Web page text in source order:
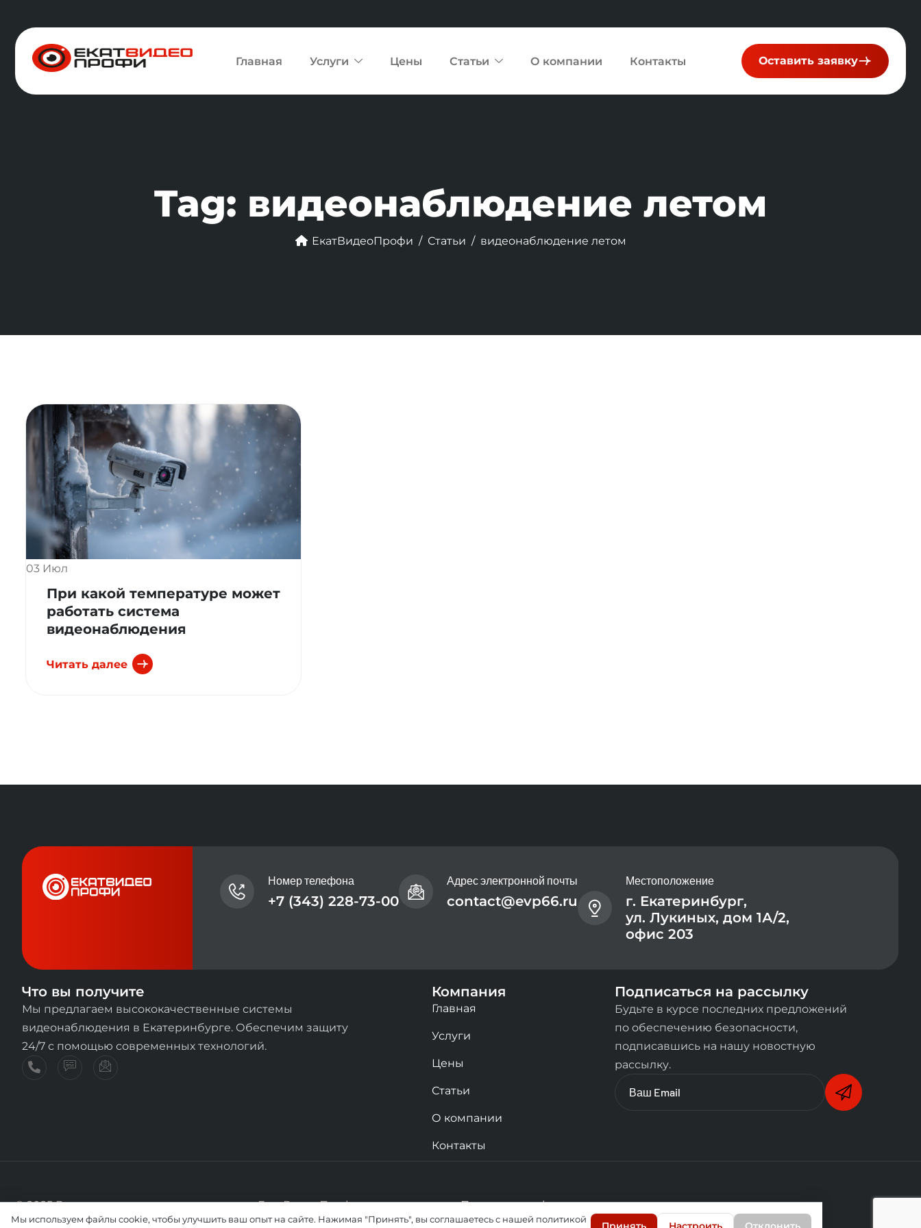
Главная Услуги Цены Статьи О компании Контакты Оставить заявку
Tag: видеонаблюдение летом
ЕкатВидеоПрофи Статьи видеонаблюдение летом
03 Июл
При какой температуре может
работать система
видеонаблюдения
Читать далее
Номер телефона
+7 (343) 228-73-00
Адрес электронной почты
contact@evp66.ru
Местоположение
г. Екатеринбург,
ул. Лукиных, дом 1А/2,
офис 203
Что вы получите
Мы предлагаем высококачественные системы
видеонаблюдения в Екатеринбурге. Обеспечим защиту
24/7 с помощью современных технологий.
Компания
Главная
Услуги
Цены
Статьи
О компании
Контакты
Подписаться на рассылку
Будьте в курсе последних предложений
по обеспечению безопасности,
подписавшись на нашу новостную
рассылку.
© 2025 Все права принадлежат компании ЕкатВидеоПрофи Политика конфиденциальности
Мы используем файлы cookie, чтобы улучшить ваш опыт на сайте. Нажимая "Принять", вы соглашаетесь с нашей политикой